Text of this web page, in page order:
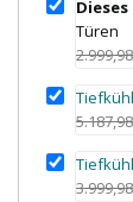
Türen